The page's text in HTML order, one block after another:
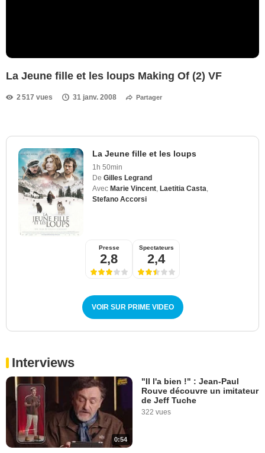
La Jeune fille et les loups Making Of (2) VF
2 517 vues 31 janv. 2008 Partager
La Jeune fille et les loups
1h 50min
De Gilles Legrand
Avec Marie Vincent Laetitia Casta
Stefano Accorsi
Presse
2,8
Spectateurs
2,4
VOIR SUR PRIME VIDEO
Interviews
0:54
"Il l'a bien !" : Jean-Paul
Rouve découvre un imitateur
de Jeff Tuche
322 vues